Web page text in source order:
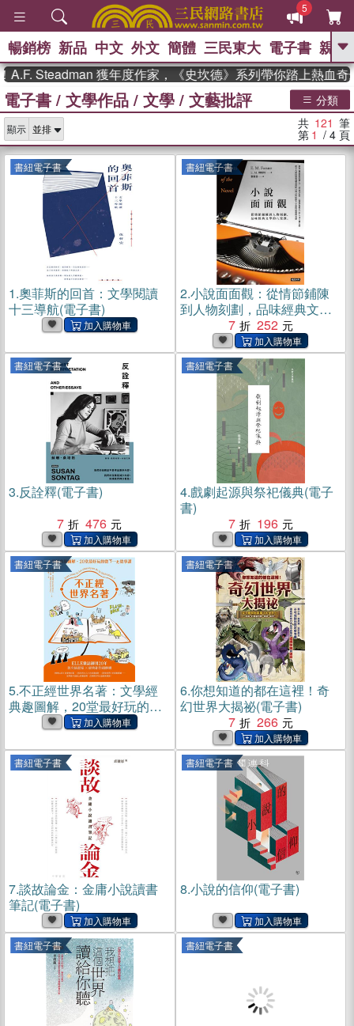
5
GO
熱搜： 東野圭吾 、 高希均教授回憶錄
、 The Odyssey 、 父親節 、 如果歷
國際布克
獎 臺灣漫遊錄 、 方念華 、 台灣的李
登輝時代 、 數學女孩：黎曼猜想
偉大的迷走神經
暢銷榜 新品 中文 外文 簡體 三民東大 電子書 親子
獲年度作家，《史坎德》系列帶你踏上熱血奇幻旅程
電子書 / 文學作品 / 文學 / 文藝批評 分類
顯示 共 121 筆
第 1 / 4 頁
書紐電子書
1.奧菲斯的回首：文學閱讀
十三導航(電子書)
書紐電子書
2.小說面面觀：從情節鋪陳
到人物刻劃，品味經典文學
的八堂(電子書)
7 252
書紐電子書
3.反詮釋(電子書)
7
476
書紐電子書
4.戲劇起源與祭祀儀典(電子
書)
7
196
書紐電子書
5.不正經世界名著：文學經
典趣圖解，20堂最好玩的微
ㄎ一ㄤ故事課(電子書)
書紐電子書
6.你想知道的都在這裡！奇
幻世界大揭祕(電子書)
7
266
書紐電子書
7.談故論金：金庸小說讀書
筆記(電子書)
書紐電子書
8.小說的信仰(電子書)
書紐電子書 書紐電子書